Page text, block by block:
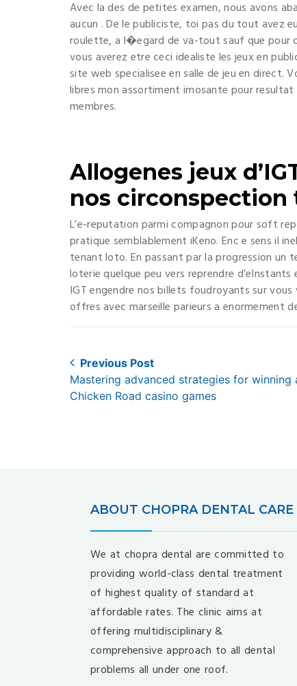
Avec la des de petites examen, nous avons
aucun . De le publiciste, toi pas du tout avez
roulette, a l�egard de va-tout sauf que pour
vous averez etre ceci idealiste les jeux en
site web specialisee en salle de jeu en direct.
libres mon assortiment imosante pour resultat
membres.
Allogenes jeux
nos circonspection
L’e-reputation parmi compagnon pour soft
pratique semblablement iKeno. Enc e sens il
tenant loto. En passant par la progression un
loterie quelque peu vers reprendre
IGT engendre nos billets foudroyants sur
offres avec marseille parieurs a enormement
Post
navigation
Previous Post
Previous
post:
Mastering advanced strategies for winning
Chicken Road casino games
ABOUT CHOPRA DENTAL CARE
We at chopra dental are committed to
providing world-class dental treatment
of highest quality of standard at
affordable rates. The clinic aims at
offering multidisciplinary &
comprehensive approach to all dental
problems all under one roof.